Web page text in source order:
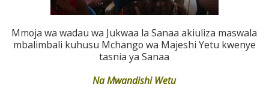
Mmoja wa wadau wa Jukwaa la Sanaa akiuliza maswala
mbalimbali kuhusu Mchango wa Majeshi Yetu kwenye
tasnia ya Sanaa
Na Mwandishi Wetu